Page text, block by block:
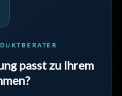
passt zu Ihrem